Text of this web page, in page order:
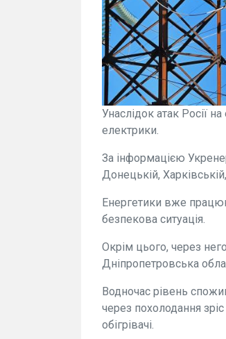
Унаслідок атак Росії
електрики.
За інформацією
Донецькій,
Енергетики вже
безпекова ситуація.
Окрім цього, через
Дніпропетровська
Водночас рівень
через похолодання
обігрівачі.